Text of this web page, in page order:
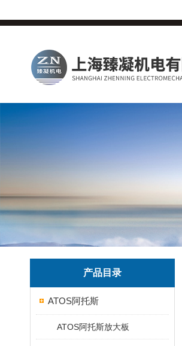
产品目录
ATOS阿托斯
ATOS阿托斯放大板